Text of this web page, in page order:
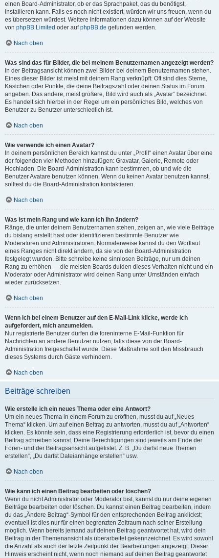
einen Board-Administrator, ob er das Sprachpaket, das du benötigst,
installieren kann. Falls es noch nicht existiert, würden wir uns freuen, wenn du
es übersetzen würdest. Weitere Informationen dazu können auf der Website
von phpBB Limited oder aufphpBB.de gefunden werden.
Nach oben
Was sind das für Bilder, die bei meinem Benutzernamen angezeigt werden?
In der Beitragsansicht können zwei Bilder bei deinem Benutzernamen stehen.
Eines dieser Bilder ist meist mit deinem Rang verknüpft: Oft sind dies Sterne,
Kästchen oder Punkte, die deine Beitragszahl oder deinen Status im Forum
angeben. Das andere, meist größere, Bild wird auch als „Avatar“ bezeichnet.
Es handelt sich hierbei in der Regel um ein persönliches Bild, welches von
Benutzer zu Benutzer unterschiedlich ist.
Nach oben
Wie verwende ich einen Avatar?
In deinem persönlichen Bereich kannst du unter „Profil“ einen Avatar über eine
der folgenden vier Methoden hinzufügen: Gravatar, Galerie, Remote oder
Hochladen. Die Board-Administration kann bestimmen, ob und wie die
Benutzer Avatare benutzen können. Wenn du keinen Avatar benutzen kannst,
solltest du die Board-Administration kontaktieren.
Nach oben
Was ist mein Rang und wie kann ich ihn ändern?
Ränge, die unter deinem Benutzernamen stehen, zeigen an, wie viele Beiträge
du bislang erstellt hast oder identifizieren bestimmte Benutzer wie
Moderatoren und Administratoren. Normalerweise kannst du den Wortlaut
eines Ranges nicht direkt ändern, da sie von der Board-Administration
festgelegt wurden. Bitte schreibe keine sinnlosen Beiträge, nur um deinen
Rang zu erhöhen — die meisten Boards dulden dieses Verhalten nicht und ein
Moderator oder Administrator wird deinen Rang unter Umständen einfach
wieder zurücksetzen.
Nach oben
Wenn ich bei einem Benutzer auf den E-Mail-Link klicke, werde ich
aufgefordert, mich anzumelden.
Nur registrierte Benutzer dürfen die foreninterne E-Mail-Funktion für
Nachrichten an andere Benutzer nutzen, falls diese von der Board-
Administration freigeschaltet wurde. Diese Maßnahme soll den Missbrauch
dieses Systems durch Gäste verhindern.
Nach oben
Beiträge schreiben
Wie erstelle ich ein neues Thema oder eine Antwort?
Um ein neues Thema in einem Forum zu eröffnen, musst du auf „Neues
Thema“ klicken. Um auf einen Beitrag zu antworten, musst du auf „Antworten“
klicken. Es könnte sein, dass eine Registrierung erforderlich ist, bevor du einen
Beitrag schreiben kannst. Deine Berechtigungen sind jeweils am Ende der
Foren- und der Beitragsansicht aufgelistet. Z. B. „Du darfst neue Themen
erstellen“, „Du darfst Dateianhänge erstellen“ usw.
Nach oben
Wie kann ich einen Beitrag bearbeiten oder löschen?
Wenn du nicht Administrator oder Moderator bist, kannst du nur deine eigenen
Beiträge bearbeiten oder löschen. Du kannst einen Beitrag bearbeiten, indem
du das „Ändere Beitrag“-Symbol für den entsprechenden Beitrag anklickst;
eventuell ist dies nur für einen begrenzten Zeitraum nach seiner Erstellung
möglich. Wenn bereits jemand auf deinen Beitrag geantwortet hat, wird dein
Beitrag in der Themenansicht als überarbeitet gekennzeichnet. Es wird sowohl
die Anzahl als auch der letzte Zeitpunkt der Bearbeitungen angezeigt. Dieser
Hinweis erscheint nicht, wenn noch niemand auf deinen Beitrag geantwortet